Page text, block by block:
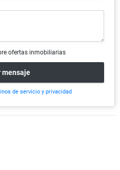
ofertas inmobiliarias
mensaje
de servicio y privacidad